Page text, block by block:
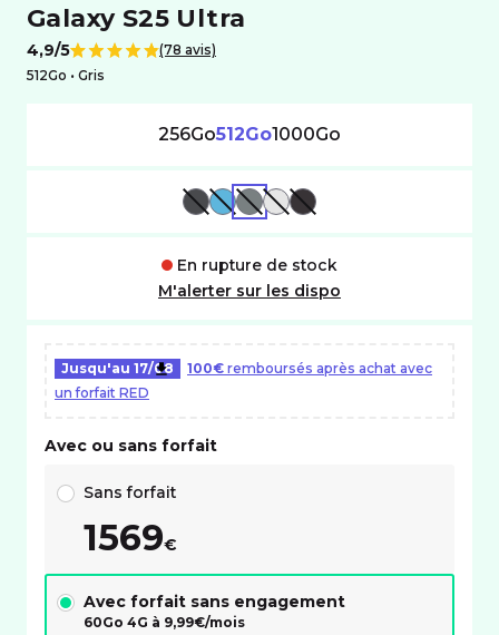
Galaxy S25 Ultra
Note de
4,9/5
(78 avis)
512Go •
gris
256Go512Go1000Go
NOIR ABSOLU BLEU GRIS ARGENT NOIR
En rupture de stock
M'alerter sur les dispo
Jusqu'au 17/08 100€ remboursés après achat avec
un forfait RED
Avec ou sans forfait
Sans forfait
1569€
Avec forfait sans engagement
60Go 4G à 9,99€/mois